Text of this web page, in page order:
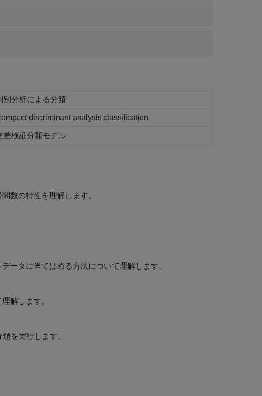
別分析による分類
discriminant analysis classification
差検証分類モデル
数の特性を理解します。
ータに当てはめる方法について理解します。
解します。
を実行します。